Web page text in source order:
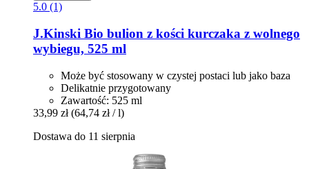
5.0 (1)
J.Kinski Bio bulion z kości kurczaka z wolnego
wybiegu, 525 ml
Może być stosowany w czystej postaci lub jako baza
Delikatnie przygotowany
Zawartość: 525 ml
33,99 zł (64,74 zł / l)
Dostawa do 11 sierpnia